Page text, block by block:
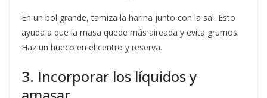
En un bol grande, tamiza la harina junto con la sal. Esto
ayuda a que la masa quede más aireada y evita grumos.
Haz un hueco en el centro y reserva.
3. Incorporar los líquidos y